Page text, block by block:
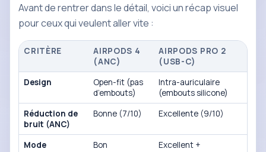
Avant de rentrer dans le détail, voici un récap visuel
pour ceux qui veulent aller vite :
CRITÈRE
AIRPODS 4
(ANC)
AIRPODS PRO 2
(USB-C)
Design
Open-fit (pas
d’embouts)
Intra-auriculaire
(embouts silicone)
Réduction de
bruit (ANC)
Bonne (7/10) Excellente (9/10)
Mode
Bon
Excellent +